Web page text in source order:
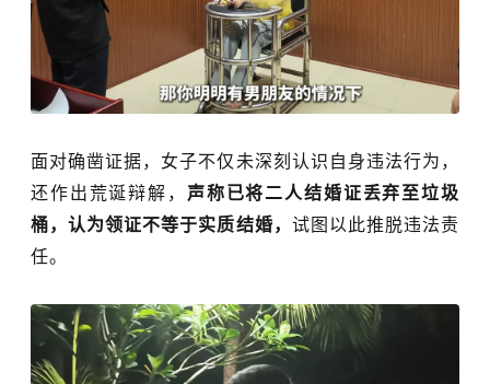
面对确凿证据，女子不仅未深刻认识自身违法行为，
还作出荒诞辩解， 声称已将二人结婚证丢弃至垃圾
桶，认为领证不等于实质结婚， 试图以此推脱违法责
任。